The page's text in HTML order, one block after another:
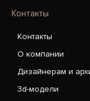
Контакты
Контакты
О компании
Дизайнерам и
3d-модели